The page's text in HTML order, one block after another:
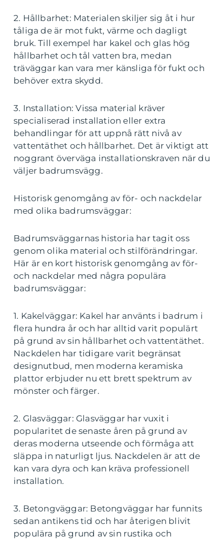
2. Hållbarhet: Materialen skiljer sig åt i hur
tåliga de är mot fukt, värme och dagligt
bruk. Till exempel har kakel och glas hög
hållbarhet och tål vatten bra, medan
träväggar kan vara mer känsliga för fukt och
behöver extra skydd.
3. Installation: Vissa material kräver
specialiserad installation eller extra
behandlingar för att uppnå rätt nivå av
vattentäthet och hållbarhet. Det är viktigt att
noggrant överväga installationskraven när du
väljer badrumsvägg.
Historisk genomgång av för- och nackdelar
med olika badrumsväggar:
Badrumsväggarnas historia har tagit oss
genom olika material och stilförändringar.
Här är en kort historisk genomgång av för-
och nackdelar med några populära
badrumsväggar:
1. Kakelväggar: Kakel har använts i badrum i
flera hundra år och har alltid varit populärt
på grund av sin hållbarhet och vattentäthet.
Nackdelen har tidigare varit begränsat
designutbud, men moderna keramiska
plattor erbjuder nu ett brett spektrum av
mönster och färger.
2. Glasväggar: Glasväggar har vuxit i
popularitet de senaste åren på grund av
deras moderna utseende och förmåga att
släppa in naturligt ljus. Nackdelen är att de
kan vara dyra och kan kräva professionell
installation.
3. Betongväggar: Betongväggar har funnits
sedan antikens tid och har återigen blivit
populära på grund av sin rustika och